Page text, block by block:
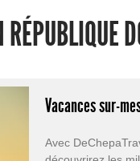
Vacances sur-
Avec